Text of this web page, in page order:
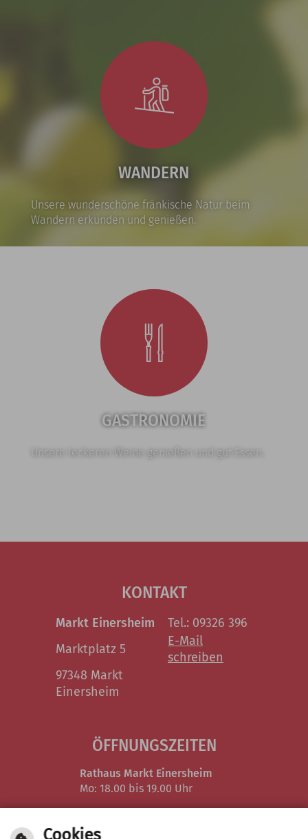
WANDERN
Unsere wunderschöne fränkische Natur beim
Wandern erkunden und genießen.
GASTRONOMIE
Unsere leckeren Weine genießen und gut Essen.
KONTAKT
Markt Einersheim
Tel.: 09326 396
Marktplatz 5
E-Mail
schreiben
97348 Markt
Einersheim
ÖFFNUNGSZEITEN
Rathaus Markt Einersheim
Mo: 18.00 bis 19.00 Uhr
Verwaltungsgemeinschaft in Iphofen
Cookies